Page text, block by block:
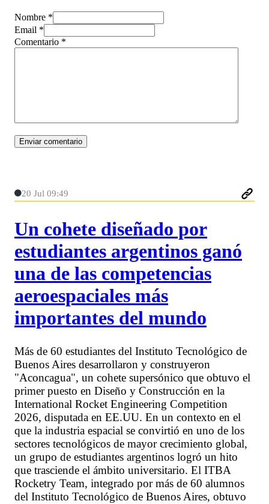
Nombre *
Email *
Comentario *
20 Jul 09:49
Un cohete diseñado por
estudiantes argentinos ganó
una de las competencias
aeroespaciales más
importantes del mundo
Más de 60 estudiantes del Instituto Tecnológico de
Buenos Aires desarrollaron y construyeron
"Aconcagua", un cohete supersónico que obtuvo el
primer puesto en Diseño y Construcción en la
International Rocket Engineering Competition
2026, disputada en EE.UU. En un contexto en el
que la industria espacial se convirtió en uno de los
sectores tecnológicos de mayor crecimiento global,
un grupo de estudiantes argentinos logró un hito
que trasciende el ámbito universitario. El ITBA
Rocketry Team, integrado por más de 60 alumnos
del Instituto Tecnológico de Buenos Aires, obtuvo